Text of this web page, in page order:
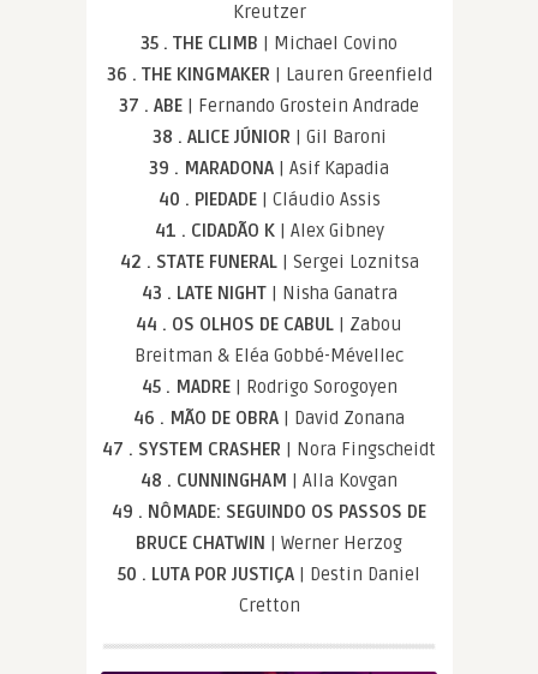
Kreutzer
35 . THE CLIMB | Michael Covino
36 . THE KINGMAKER | Lauren Greenfield
37 . ABE | Fernando Grostein Andrade
38 . ALICE JÚNIOR | Gil Baroni
39 . MARADONA | Asif Kapadia
40 . PIEDADE | Cláudio Assis
41 . CIDADÃO K | Alex Gibney
42 . STATE FUNERAL | Sergei Loznitsa
43 . LATE NIGHT | Nisha Ganatra
44 . OS OLHOS DE CABUL | Zabou
Breitman & Eléa Gobbé-Mévellec
45 . MADRE | Rodrigo Sorogoyen
46 . MÃO DE OBRA | David Zonana
47 . SYSTEM CRASHER | Nora Fingscheidt
48 . CUNNINGHAM | Alla Kovgan
49 . NÔMADE: SEGUINDO OS PASSOS DE
BRUCE CHATWIN | Werner Herzog
50 . LUTA POR JUSTIÇA | Destin Daniel
Cretton